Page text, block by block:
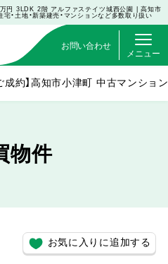
円 3LDK 2階 アルファステイツ城西公園 | 高知市
・土地・新築建売・マンションなど多数取り扱い
お問い合わせ
メニュー
成約】高知市小津町 中古マンシ
物件
お気に入りに追加する